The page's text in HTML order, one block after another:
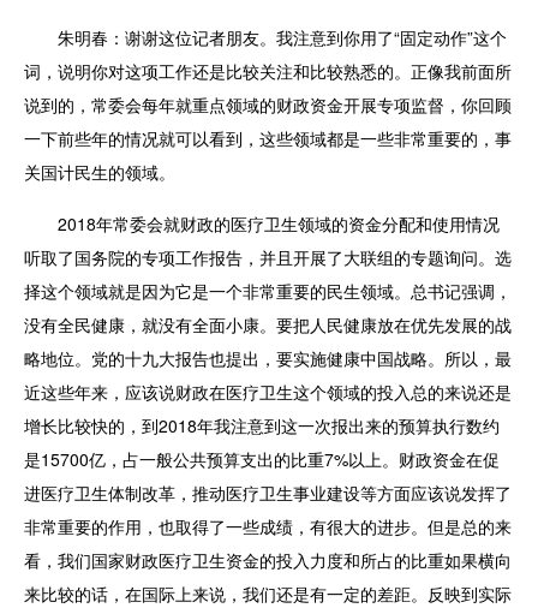
朱明春： 谢谢这位记者朋友。我注意到你用了“固定动作”这个
词，说明你对这项工作还是比较关注和比较熟悉的。正像我前面所
说到的，常委会每年就重点领域的财政资金开展专项监督，你回顾
一下前些年的情况就可以看到，这些领域都是一些非常重要的，事
关国计民生的领域。
2018年常委会就财政的医疗卫生领域的资金分配和使用情况
听取了国务院的专项工作报告，并且开展了大联组的专题询问。选
择这个领域就是因为它是一个非常重要的民生领域。总书记强调，
没有全民健康，就没有全面小康。要把人民健康放在优先发展的战
略地位。党的十九大报告也提出，要实施健康中国战略。所以，最
近这些年来，应该说财政在医疗卫生这个领域的投入总的来说还是
增长比较快的，到2018年我注意到这一次报出来的预算执行数约
是15700亿，占一般公共预算支出的比重7%以上。财政资金在促
进医疗卫生体制改革，推动医疗卫生事业建设等方面应该说发挥了
非常重要的作用，也取得了一些成绩，有很大的进步。但是总的来
看，我们国家财政医疗卫生资金的投入力度和所占的比重如果横向
来比较的话，在国际上来说，我们还是有一定的差距。反映到实际